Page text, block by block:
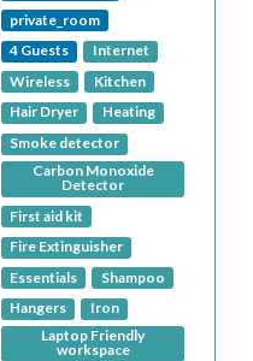
private_room
4 Guests
Internet
Wireless
Kitchen
Hair Dryer
Heating
Smoke detector
Carbon Monoxide
Detector
First aid kit
Fire Extinguisher
Essentials
Shampoo
Hangers
Iron
Laptop Friendly
workspace